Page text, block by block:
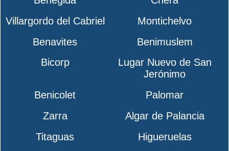
Villargordo del Cabriel
Montichelvo
Benavites
Benimuslem
Bicorp
Lugar Nuevo de San
Jerónimo
Benicolet
Palomar
Zarra
Algar de Palancia
Titaguas
Higueruelas